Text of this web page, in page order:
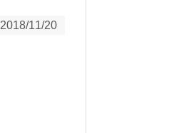
2018/11/20